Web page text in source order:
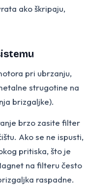
ako škripaju,
pri ubrzanju,
strugotine na
brizgaljke).
brzo zasite filter
Ako se ne ispusti,
pritiska, što je
na filteru često
raspadne.